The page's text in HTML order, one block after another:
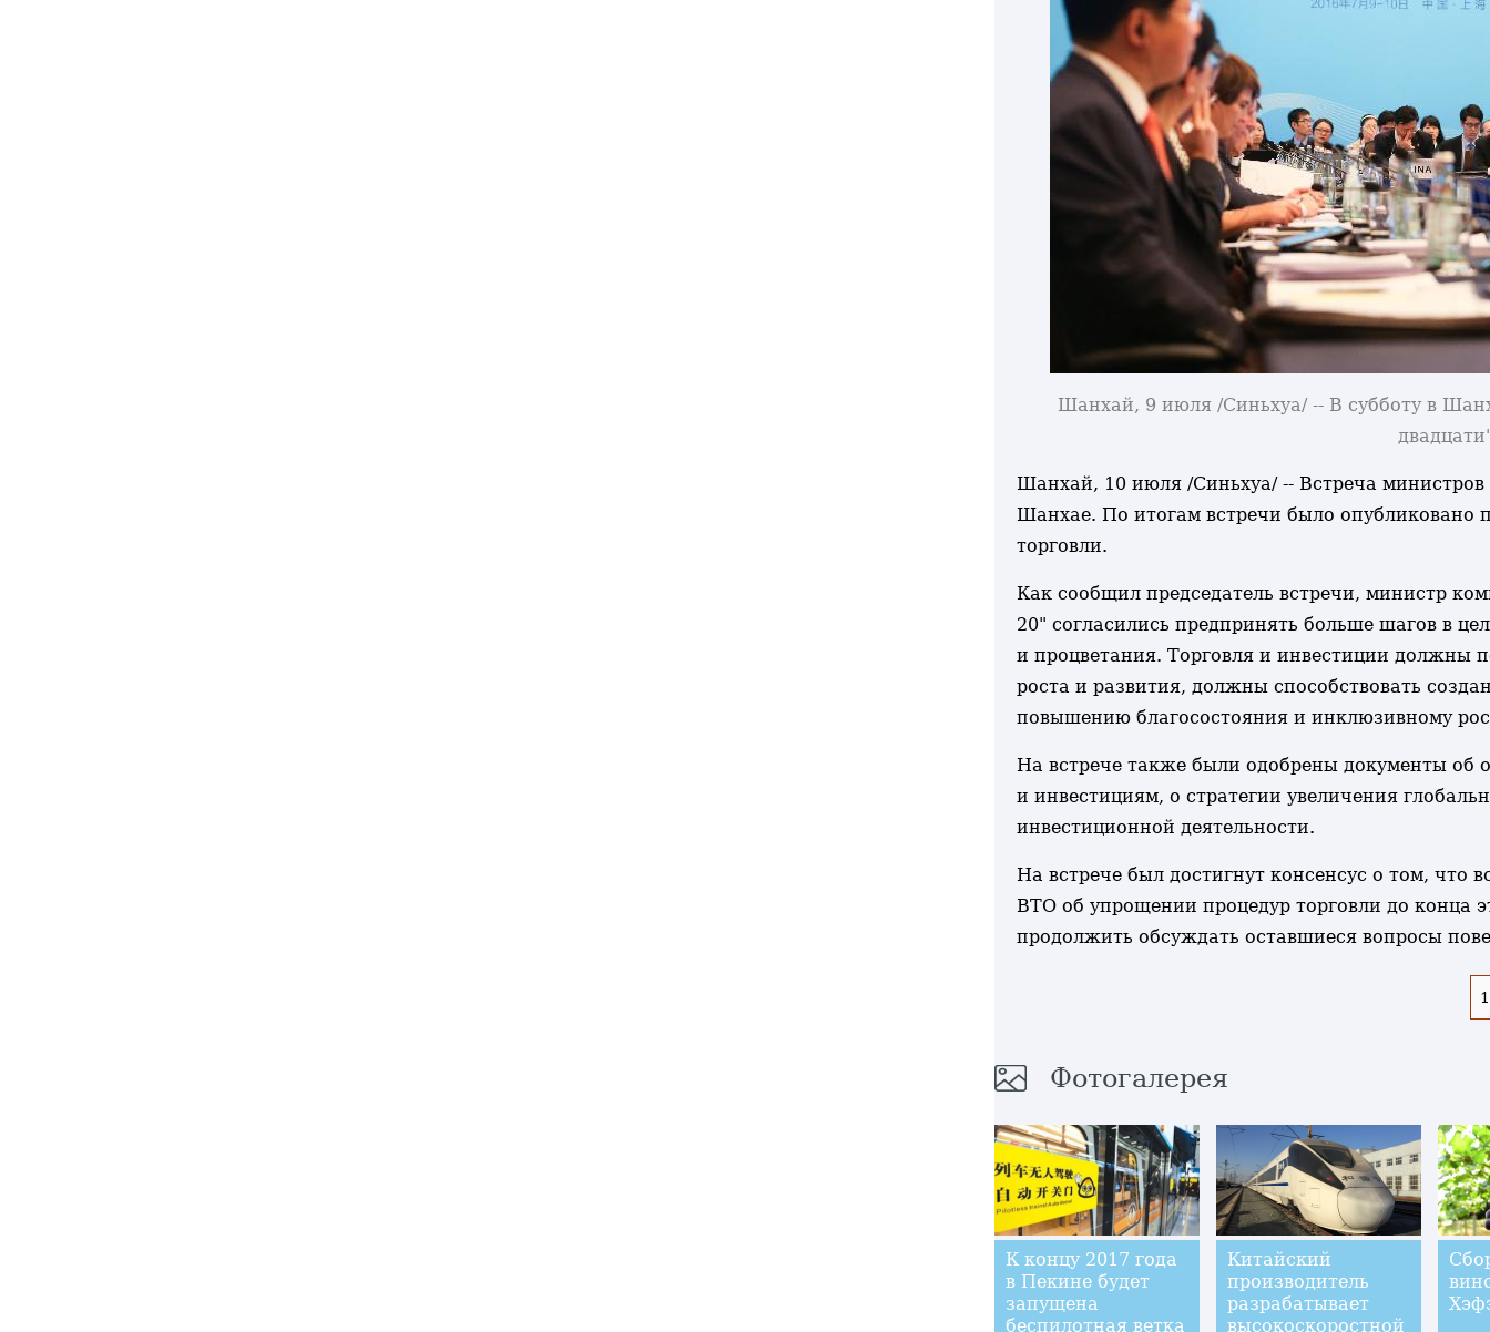
Шанхай, 9 июля /Синьхуа/ -- В субботу в
Шанхай, 10 июля /Синьхуа/ -- Встреча министров
Шанхае. По итогам встречи было опубликовано
торговли.
Как сообщил председатель встречи, министр
20" согласились предпринять больше шагов в
и процветания. Торговля и инвестиции должны
роста и развития, должны способствовать
повышению благосостояния и инклюзивному
На встрече также были одобрены документы об
и инвестициям, о стратегии увеличения
инвестиционной деятельности.
На встрече был достигнут консенсус о том,
ВТО об упрощении процедур торговли до конца
продолжить обсуждать оставшиеся вопросы
1
Фотогалерея
К концу 2017 года
в Пекине будет
запущена
беспилотная ветка
Китайский
производитель
разрабатывает
высокоскоростной